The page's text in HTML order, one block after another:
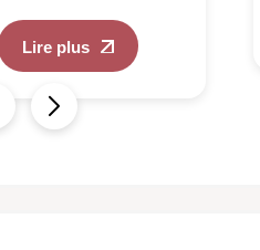
Lire plus